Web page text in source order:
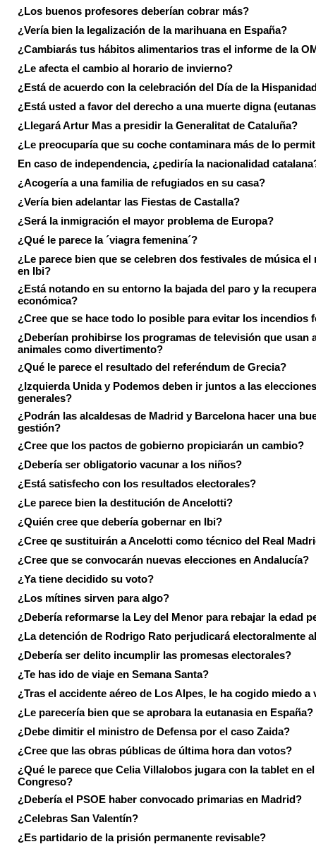
¿Los buenos profesores deberían cobrar más?
¿Vería bien la legalización de la marihuana en España?
¿Cambiarás tus hábitos alimentarios tras el informe de la
¿Le afecta el cambio al horario de invierno?
¿Está de acuerdo con la celebración del Día de la
¿Está usted a favor del derecho a una muerte digna
¿Llegará Artur Mas a presidir la Generalitat de Cataluña?
¿Le preocuparía que su coche contaminara más de lo
En caso de independencia, ¿pediría la nacionalidad
¿Acogería a una familia de refugiados en su casa?
¿Vería bien adelantar las Fiestas de Castalla?
¿Será la inmigración el mayor problema de Europa?
¿Qué le parece la ´viagra femenina´?
¿Le parece bien que se celebren dos festivales de música el
en Ibi?
¿Está notando en su entorno la bajada del paro y la
económica?
¿Cree que se hace todo lo posible para evitar los incendios
¿Deberían prohibirse los programas de televisión que usan
animales como divertimento?
¿Qué le parece el resultado del referéndum de Grecia?
¿Izquierda Unida y Podemos deben ir juntos a las elecciones
generales?
¿Podrán las alcaldesas de Madrid y Barcelona hacer una
gestión?
¿Cree que los pactos de gobierno propiciarán un cambio?
¿Debería ser obligatorio vacunar a los niños?
¿Está satisfecho con los resultados electorales?
¿Le parece bien la destitución de Ancelotti?
¿Quién cree que debería gobernar en Ibi?
¿Cree qe sustituirán a Ancelotti como técnico del Real
¿Cree que se convocarán nuevas elecciones en Andalucía?
¿Ya tiene decidido su voto?
¿Los mítines sirven para algo?
¿Debería reformarse la Ley del Menor para rebajar la edad
¿La detención de Rodrigo Rato perjudicará electoralmente
¿Debería ser delito incumplir las promesas electorales?
¿Te has ido de viaje en Semana Santa?
¿Tras el accidente aéreo de Los Alpes, le ha cogido miedo a
¿Le parecería bien que se aprobara la eutanasia en España?
¿Debe dimitir el ministro de Defensa por el caso Zaida?
¿Cree que las obras públicas de última hora dan votos?
¿Qué le parece que Celia Villalobos jugara con la tablet en el
Congreso?
¿Debería el PSOE haber convocado primarias en Madrid?
¿Celebras San Valentín?
¿Es partidario de la prisión permanente revisable?